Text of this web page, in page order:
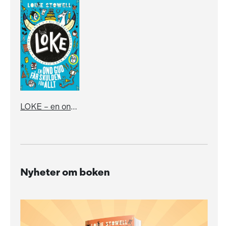
LOKE – en ond gud får skulden för allt
Nyheter om boken